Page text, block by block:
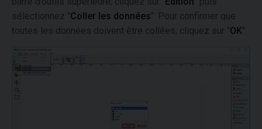
sélectionnez "Coller les données". Pour confirmer que
toutes les données doivent être collées, cliquez sur "OK".